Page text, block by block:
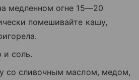
медленном огне 15—20
помешивайте кашу,
и соль.
со сливочным маслом, медом,